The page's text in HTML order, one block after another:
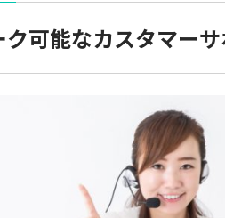
ク可能なカスタマー